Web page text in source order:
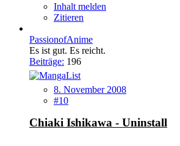
Inhalt melden
Zitieren
PassionofAnime
Es ist gut. Es reicht.
Beiträge: 196
8. November 2008
#10
Chiaki Ishikawa - Uninstall